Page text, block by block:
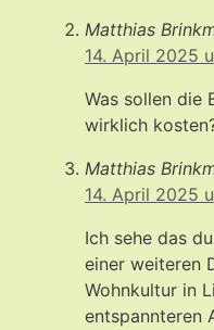
Matthias
14. April 2025
Was sollen die
wirklich
Matthias
14. April 2025
Ich sehe das
einer weiteren
Wohnkultur in
entspannteren